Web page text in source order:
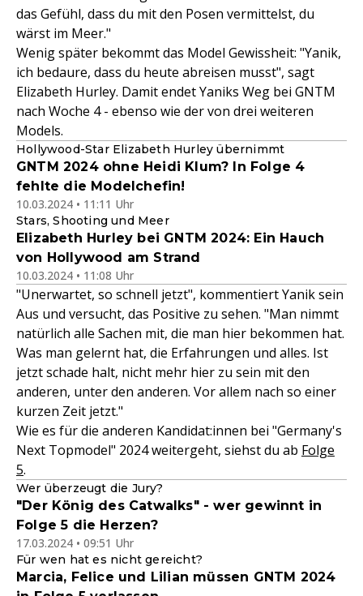
das Gefühl, dass du mit den Posen vermittelst, du
wärst im Meer."
Wenig später bekommt das Model Gewissheit: "Yanik,
ich bedaure, dass du heute abreisen musst", sagt
Elizabeth Hurley. Damit endet Yaniks Weg bei GNTM
nach Woche 4 - ebenso wie der von drei weiteren
Models.
Hollywood-Star Elizabeth Hurley übernimmt
GNTM 2024 ohne Heidi Klum? In Folge 4
fehlte die Modelchefin!
10.03.2024 • 11:11 Uhr
Stars, Shooting und Meer
Elizabeth Hurley bei GNTM 2024: Ein Hauch
von Hollywood am Strand
10.03.2024 • 11:08 Uhr
"Unerwartet, so schnell jetzt", kommentiert Yanik sein
Aus und versucht, das Positive zu sehen. "Man nimmt
natürlich alle Sachen mit, die man hier bekommen hat.
Was man gelernt hat, die Erfahrungen und alles. Ist
jetzt schade halt, nicht mehr hier zu sein mit den
anderen, unter den anderen. Vor allem nach so einer
kurzen Zeit jetzt."
Wie es für die anderen Kandidat:innen bei "Germany's
Next Topmodel" 2024 weitergeht, siehst du ab Folge
5.
Wer überzeugt die Jury?
"Der König des Catwalks" - wer gewinnt in
Folge 5 die Herzen?
17.03.2024 • 09:51 Uhr
Für wen hat es nicht gereicht?
Marcia, Felice und Lilian müssen GNTM 2024